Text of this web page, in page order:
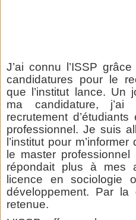
J’ai connu l’ISSP
candidatures pour le
que l’institut lance. Un
ma candidature,
recrutement
professionnel. Je suis
l’institut pour
le master
répondait plus à mes
licence en sociologie
développement. Par
retenue.